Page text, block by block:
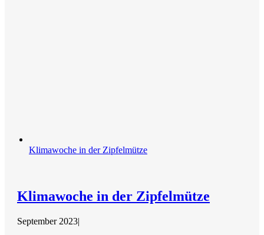
Klimawoche in der Zipfelmütze
Klimawoche in der Zipfelmütze
September 2023|